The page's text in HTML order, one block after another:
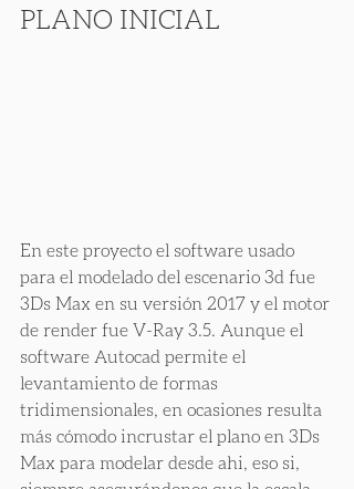
PLANO INICIAL
En este proyecto el software usado
para el modelado del escenario 3d fue
3Ds Max en su versión 2017 y el motor
de render fue V-Ray 3.5. Aunque el
software Autocad permite el
levantamiento de formas
tridimensionales, en ocasiones resulta
más cómodo incrustar el plano en 3Ds
Max para modelar desde ahi, eso si,